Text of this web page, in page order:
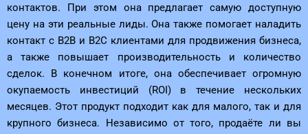
контактов. При этом она предлагает самую доступную
цену на эти реальные лиды. Она также помогает наладить
контакт с B2B и B2C клиентами для продвижения бизнеса,
а также повышает производительность и количество
сделок. В конечном итоге, она обеспечивает огромную
окупаемость инвестиций (ROI) в течение нескольких
месяцев. Этот продукт подходит как для малого, так и для
крупного бизнеса. Независимо от того, продаёте ли вы